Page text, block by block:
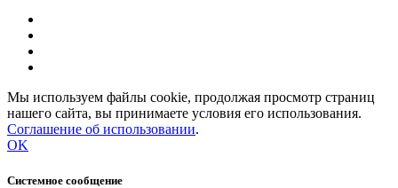
Мы используем файлы cookie, продолжая просмотр страниц
нашего сайта, вы принимаете условия его использования.
Соглашение об использовании.
OK
Системное сообщение